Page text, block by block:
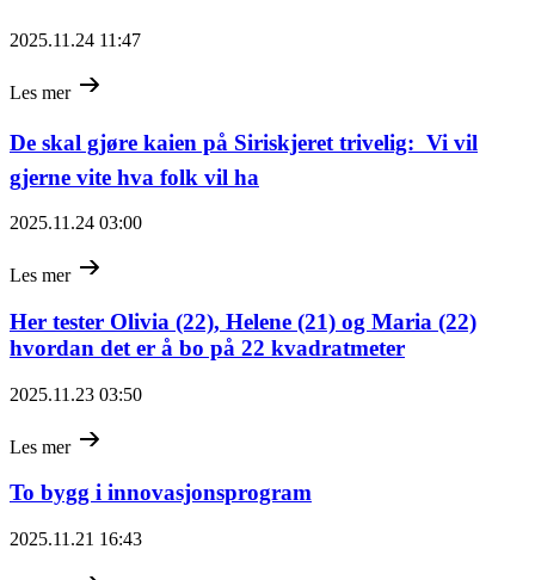
2025.11.24 11:47
Les mer
De skal gjøre kaien på Siriskjeret trivelig:  Vi vil
gjerne vite hva folk vil ha
2025.11.24 03:00
Les mer
Her tester Olivia (22), Helene (21) og Maria (22)
hvordan det er å bo på 22 kvadratmeter
2025.11.23 03:50
Les mer
To bygg i innovasjonsprogram
2025.11.21 16:43